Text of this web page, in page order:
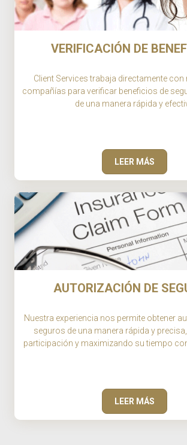
VERIFICACIÓN DE
Client Services trabaja directamente con
compañías para verificar beneficios de
de una manera rápida y
LEER MÁS
AUTORIZACIÓN DE
Nuestra experiencia nos permite obtener
seguros de una manera rápida y
participación y maximizando su tiempo
LEER MÁS